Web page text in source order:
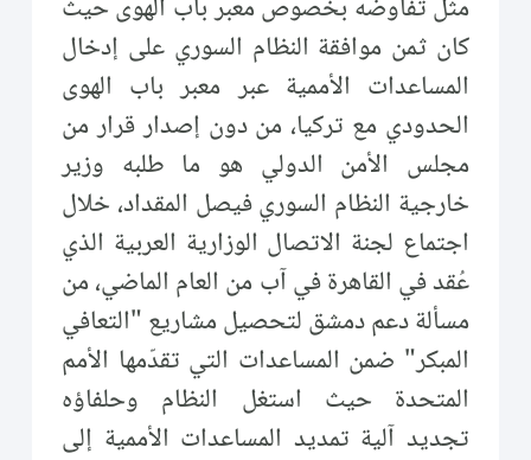
مثل تفاوضه بخصوص معبر باب الهوى حيث
كان ثمن موافقة النظام السوري على إدخال
المساعدات الأممية عبر معبر باب الهوى
الحدودي مع تركيا، من دون إصدار قرار من
مجلس الأمن الدولي هو ما طلبه وزير
خارجية النظام السوري فيصل المقداد، خلال
اجتماع لجنة الاتصال الوزارية العربية الذي
عُقد في القاهرة في آب من العام الماضي، من
مسألة دعم دمشق لتحصيل مشاريع "التعافي
المبكر" ضمن المساعدات التي تقدّمها الأمم
المتحدة حيث استغل النظام وحلفاؤه
تجديد آلية تمديد المساعدات الأممية إلى